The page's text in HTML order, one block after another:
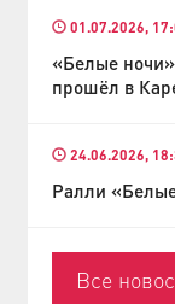
01.07.2026,
«Белые
прошёл в
24.06.2026,
Ралли
Все